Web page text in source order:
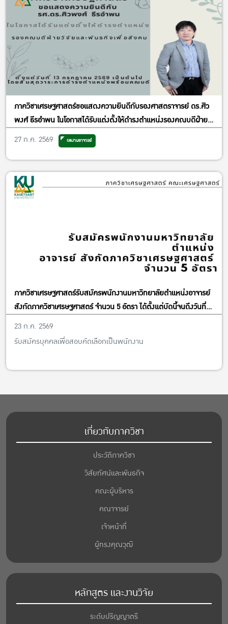
ภาควิชาเศรษฐศาสตร์ขอแสดงความยินดีกับรองศาสตราจารย์ ดร.ศิว
พงศ์ ธีรอำพน ในโอกาสได้รับแต่งตั้งให้ดำรงตำแหน่งรองคณบดีฝ่าย
วิจัยและพันธกิจเพื่อสังคม
27 ก.ค. 2569 ผลงานอาจารย์
ภาควิชาเศรษฐศาสตร์รับสมัครพนักงานมหาวิทยาลัยตำแหน่งอาจารย์
สังกัดภาควิชาเศรษฐศาสตร์ จำนวน 5 อัตรา ได้ตั้งแต่บัดนี้จนถึงวันที่
13 พฤศจิกายน พ.ศ. 2569
23 ก.ค. 2569
รับสมัครบุคคลเพื่อสอบคัดเลือกเป็นพนักงาน
เกี่ยวกับภาควิชา
ประวัติภาควิชา
วิสัยทัศน์และพันธกิจ
คณะผู้บริหาร
คณาจารย์
เจ้าหน้าที่
ผู้ทรงคุณวุฒิ
หลักสูตร และงานวิจัย
ระดับปริญญาตรี